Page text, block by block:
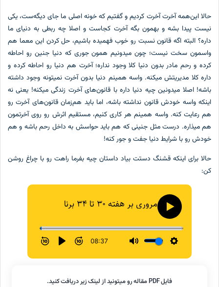
حالا این‌همه آخرت آخرت کردیم و گفتیم که خونه اصلی ما جای دیگه‌ست، یکی
نیست پیدا بشه و بهمون بگه آخرت کجاست و اصلا چه ربطی به دنیای ما
داره؟ البته اگه قانون نسبت رو خوب فهمیده باشیم، حل کردن این معما هم
واسمون سخت نیست؛ چون میدونیم همون جوری که دنیا جنین رو احاطه
کرده و رحم مادر بدون دنیا کلا وجود نداره؛ آخرت هم دنیا رو احاطه کرده و
داره کلا مدیریتش میکنه. واسه همینم دنیا بدون آخرت نمیتونه وجود داشته
باشه! اصلا میدونین چیه دنیا داره با قانون‌های آخرت زندگی میکنه! یعنی نه
اینکه واسه خودش قانون نداشته باشه، اما باید هم‌زمان قانون‌های آخرت رو
هم رعایت کنه. واسه همینم هر کاری کنیم، مستقیم اثرش رو روی آخرتمون
هم میذاره. درست مثل جنینی که هم باید حواسش به داخل رحم باشه و هم
خودش رو با شرایط دنیا جفت و جور کنه!
حالا برای اینکه قشنگ دستت بیاد داستان چیه بفرما راهت رو با چراغ روشن
کن:
فایل PDF مقاله رو میتونید از لینک زیر دریافت کنید.